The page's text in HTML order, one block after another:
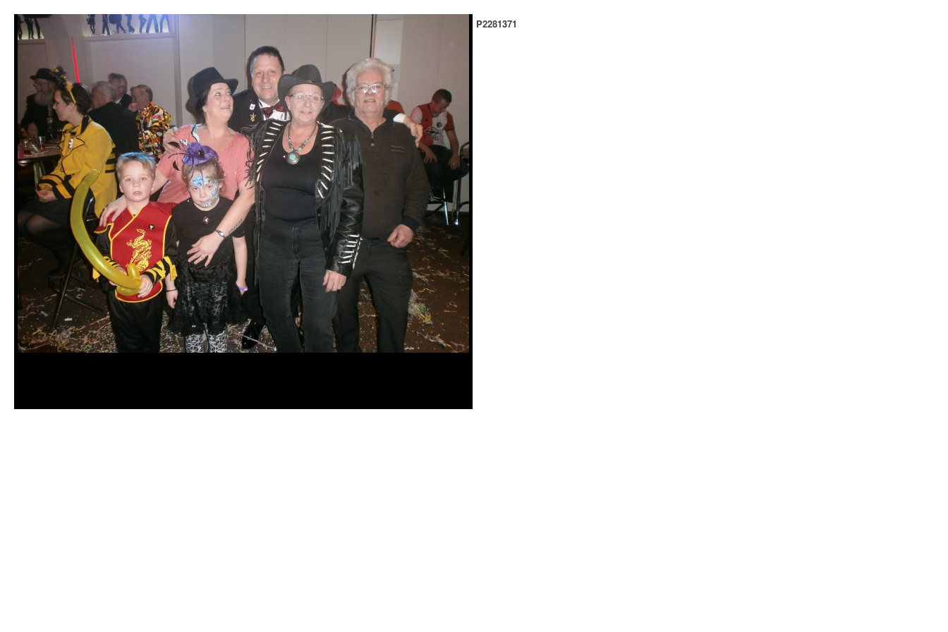
P2281371